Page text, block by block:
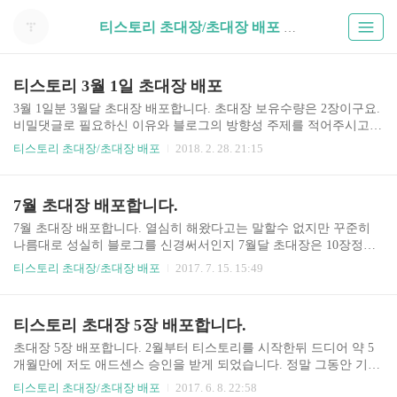
티스토리 초대장/초대장 배포 (3)
티스토리 3월 1일 초대장 배포
3월 1일분 3월달 초대장 배포합니다. 초대장 보유수량은 2장이구요.
비밀댓글로 필요하신 이유와 블로그의 방향성 주제를 적어주시고
초대받으실 메일 주소 남겨주시면 보내드리겠습니다. 보다 필요로
티스토리 초대장/초대장 배포 2018. 2. 28. 21:15
7월 초대장 배포합니다.
7월 초대장 배포합니다. 열심히 해왔다고는 말할수 없지만 꾸준히
나름대로 성실히 블로그를 신경써서인지 7월달 초대장은 10장정도
가 여유가 있게 되었네요. 티스토리블로그 초대장이 필요하신분들
필요한 이유와 어떠한 주제를 다루게 될것인지 상세하게 말씀해주
신다면 저에게 보다 필요로 하신분들에게 나누어줄수 있도록 참고
할수 있을것같습니다. 복사 붙여넣기등의 성의없는 메크로식의 댓
글은 정중히 사양하겠습니다. 댓글을 달아주실때에는 비밀댓글로
티스토리 초대장/초대장 배포 2017. 7. 15. 15:49
티스토리 초대장 5장 배포합니다.
초대장 5장 배포합니다. 2월부터 티스토리를 시작한뒤 드디어 약 5
개월만에 저도 애드센스 승인을 받게 되었습니다. 정말 그동안 기대
도 컸고 좌절도 컸지만 열심히 노력하던중 정말 좋으신분을 만나서
티스토리 초대장/초대장 배포 2017. 6. 8. 22:58